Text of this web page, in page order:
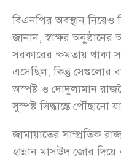
বিএনপির অবস্থান নিয়েও
জানান, স্বাক্ষর
সরকারের ক্ষমতায় থাকা
এসেছিল, কিন্তু সেগুলোর
অস্পষ্ট ও দোদুল্যমান
সুস্পষ্ট সিদ্ধান্তে পৌঁছানো
জামায়াতের সাম্প্রতিক
হান্নান মাসউদ জোর